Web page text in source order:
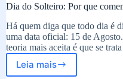
Dia do Solteiro: Por que
Há quem diga que todo dia é
uma data oficial: 15 de
teoria mais aceita é que se
Leia mais
Dia